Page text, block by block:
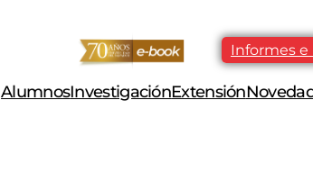
Informes e
AlumnosInvestigaciónExtensión